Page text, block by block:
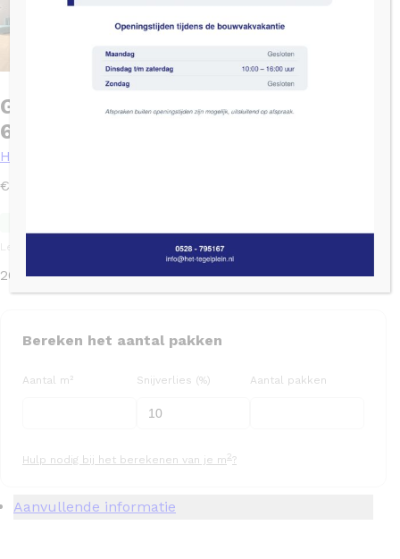
Geo Tiles EBONY Miel Bruin mat –
60×120
Houtlook
€
TGL code: TGL1433
200 op voorraad
Bereken het aantal pakken
Aantal m² Snijverlies (%) Aantal pakken
Hulp nodig bij het berekenen van je m2?
Aanvullende informatie